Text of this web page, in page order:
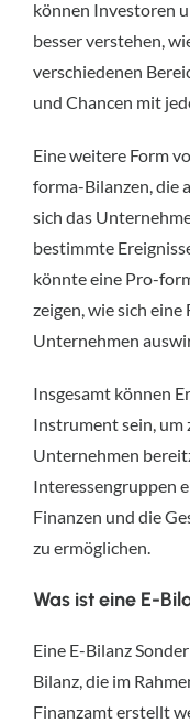
können Investoren
besser verstehen,
verschiedenen
und Chancen mit
Eine weitere Form
forma-Bilanzen, die
sich das
bestimmte
könnte eine Pro-
zeigen, wie sich
Unternehmen
Insgesamt können
Instrument sein,
Unternehmen
Interessengruppen
Finanzen und die
zu ermöglichen.
Was ist eine E-
Eine E-Bilanz
Bilanz, die im
Finanzamt erstellt